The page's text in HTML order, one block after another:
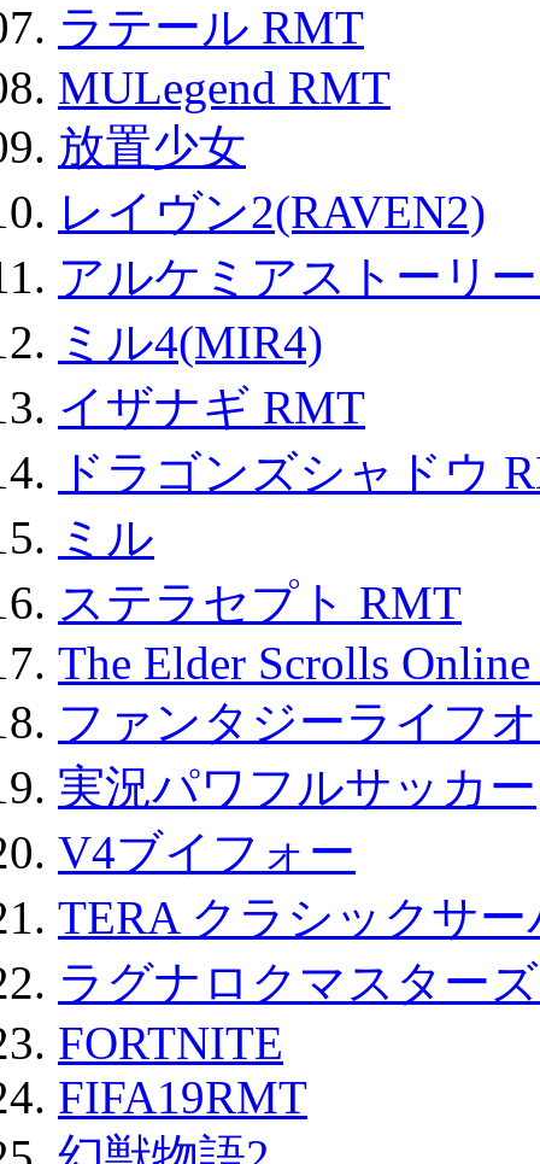
ラテール RMT
MULegend RMT
放置少女
レイヴン2(RAVEN2)
アルケミアストーリ
ミル4(MIR4)
イザナギ RMT
ドラゴンズシャドウ
ミル
ステラセプト RMT
The Elder Scrolls
ファンタジーライフ
実況パワフルサッカー
V4ブイフォー
TERA クラシックサ
ラグナロクマスター
FORTNITE
FIFA19RMT